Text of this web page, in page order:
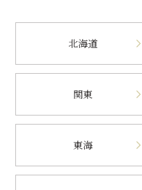
北海道
関東
東海